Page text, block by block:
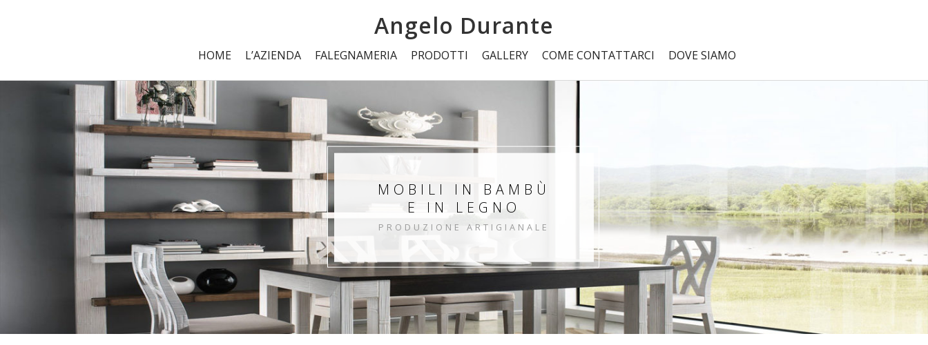
Angelo Durante
HOME L’AZIENDA FALEGNAMERIA PRODOTTI GALLERY COME CONTATTARCI DOVE SIAMO
MOBILI IN BAMBÙ
E IN LEGNO
PRODUZIONE ARTIGIANALE